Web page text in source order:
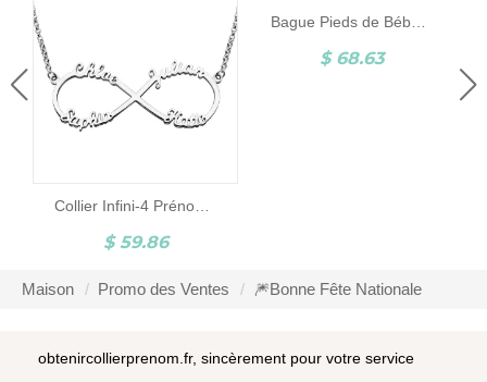
Collier Infini-4 Prénoms-Argent
$ 59.86
Bague Pieds de Bébé-Pierre de Naissance et Gravure-Argent
$ 68.63
Maison Promo des Ventes 🎆Bonne Fête Nationale
obtenircollierprenom.fr, sincèrement pour votre service